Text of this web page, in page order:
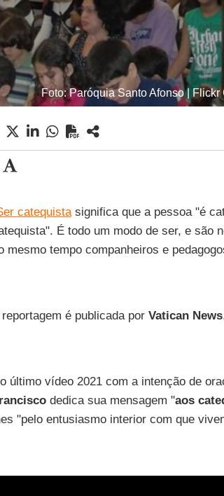
Foto: Paróquia Santo Afonso | Flickr
catequistasignifica que a pessoa "é
É todo um modo de ser, e são
mesmo tempo companheiros e
reportagem é publicada por Vatican News
último vídeo 2021 com a intenção de
dedica sua mensagem "aos
"pelo entusiasmo interior com que